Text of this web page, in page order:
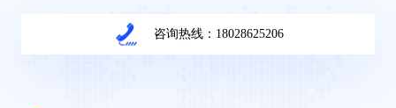
咨询热线：18028625206